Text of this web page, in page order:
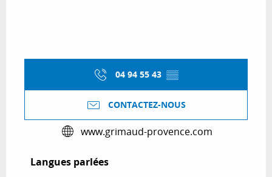
04 94 55 43 ▒▒
CONTACTEZ-NOUS
www.grimaud-provence.com
Langues parlées
Langues parlées